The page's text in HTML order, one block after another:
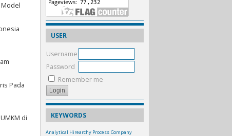
USER
Username
Password
Remember me
KEYWORDS
Analytical Hirearchy Process Company
Model
Pada
di